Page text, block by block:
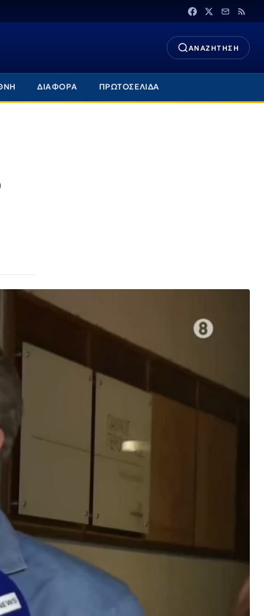
ΑΝΑΖΗΤΗΣΗ
ΔΙΑΦΟΡΑ ΠΡΩΤΟΣΕΛΙΔΑ